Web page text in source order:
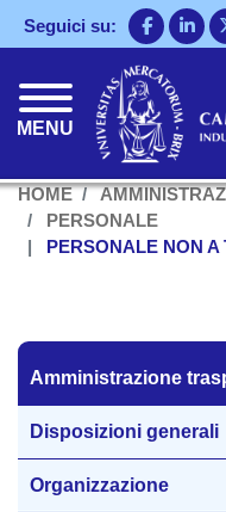
Seguici su:
MENU
HOME
PERSONALE
PERSONALE NON
Amministrazione
Amministrazione
Disposizioni generali
Organizzazione